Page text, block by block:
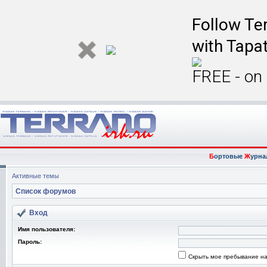
Follow
with
FREE -
БортовыеЖ
Активные темы
Список форумов
Вход
Имя пользователя:
Пароль:
Скрыть мое пребывание